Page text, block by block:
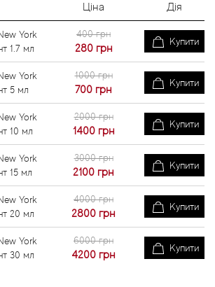
Ціна Дія
York
1.7 мл
400 грн
280 грн
Купити
York
5 мл
1000 грн
700 грн
Купити
York
10 мл
2000 грн
1400 грн
Купити
York
15 мл
3000 грн
2100 грн
Купити
York
20 мл
4000 грн
2800 грн
Купити
York
30 мл
6000 грн
4200 грн
Купити